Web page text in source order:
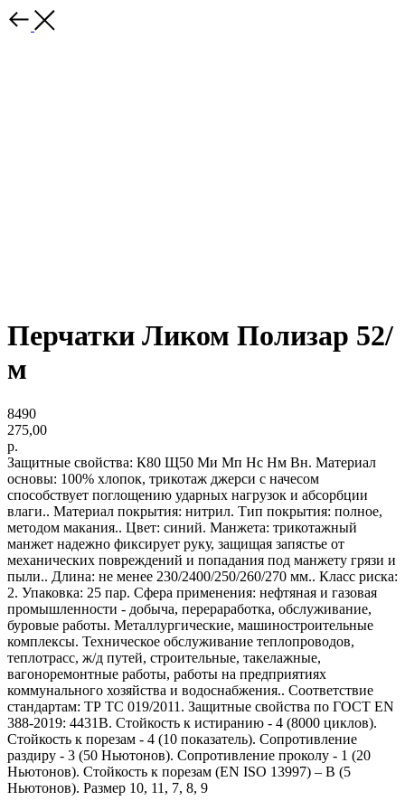
Перчатки Ликом Полизар 52/
м
8490
275,00
р.
Защитные свойства: К80 Щ50 Ми Мп Нс Нм Вн. Материал
основы: 100% хлопок, трикотаж джерси с начесом
способствует поглощению ударных нагрузок и абсорбции
влаги.. Материал покрытия: нитрил. Тип покрытия: полное,
методом макания.. Цвет: синий. Манжета: трикотажный
манжет надежно фиксирует руку, защищая запястье от
механических повреждений и попадания под манжету грязи и
пыли.. Длина: не менее 230/2400/250/260/270 мм.. Класс риска:
2. Упаковка: 25 пар. Сфера применения: нефтяная и газовая
промышленности - добыча, перераработка, обслуживание,
буровые работы. Металлургические, машиностроительные
комплексы. Техническое обслуживание теплопроводов,
теплотрасс, ж/д путей, строительные, такелажные,
вагоноремонтные работы, работы на предприятиях
коммунального хозяйства и водоснабжения.. Соответствие
стандартам: ТР ТС 019/2011. Защитные свойства по ГОСТ EN
388-2019: 4431В. Стойкость к истиранию - 4 (8000 циклов).
Стойкость к порезам - 4 (10 показатель). Сопротивление
раздиру - 3 (50 Ньютонов). Сопротивление проколу - 1 (20
Ньютонов). Стойкость к порезам (EN ISO 13997) – В (5
Ньютонов). Размер 10, 11, 7, 8, 9